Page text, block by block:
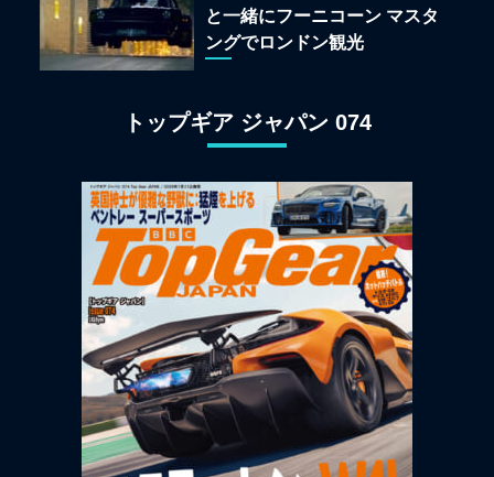
と一緒にフーニコーン マスタ
ングでロンドン観光
トップギア ジャパン 074